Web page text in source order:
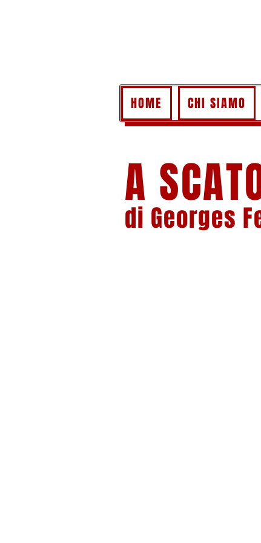
HOME CHI SIAMO
A
di Georges